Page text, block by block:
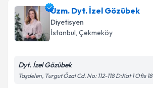
Uzm. Dyt. İzel Gözübek
Diyetisyen
İstanbul, Çekmeköy
Dyt. İzel Gözübek
Taşdelen, Turgut Özal Cd. No: 112-118 D:Kat 1 Ofis 18